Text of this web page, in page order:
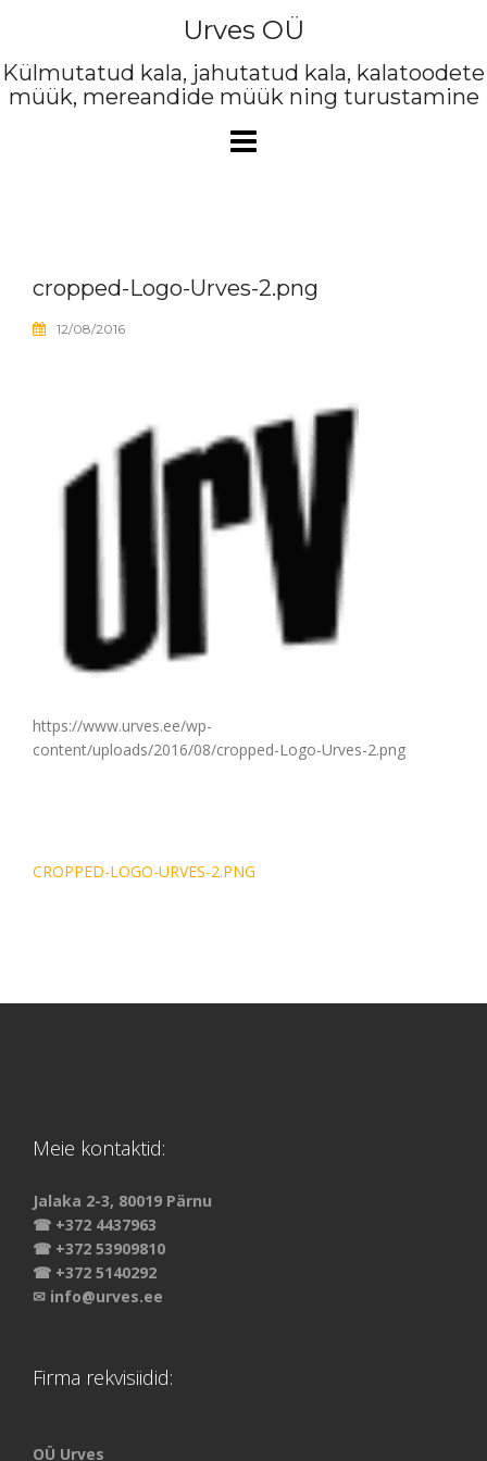
Urves OÜ
Külmutatud kala, jahutatud kala, kalatoodete
müük, mereandide müük ning turustamine
cropped-Logo-Urves-2.png
12/08/2016
https://www.urves.ee/wp-
content/uploads/2016/08/cropped-Logo-Urves-2.png
Navigeerimine
CROPPED-LOGO-URVES-2.PNG
Meie kontaktid:
Jalaka 2-3, 80019 Pärnu
☎ +372 4437963
☎ +372 53909810
☎ +372 5140292
✉ info@urves.ee
Firma rekvisiidid:
OÜ Urves